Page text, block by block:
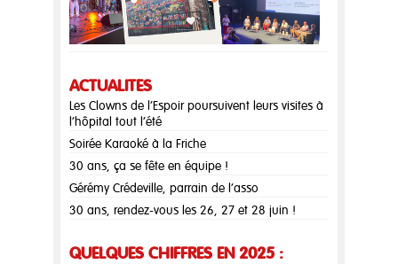
ACTUALITÉS
Les Clowns de l’Espoir poursuivent leurs visites à
l’hôpital tout l’été
Soirée Karaoké à la Friche
30 ans, ça se fête en équipe !
Gérémy Crédeville, parrain de l’asso
30 ans, rendez-vous les 26, 27 et 28 juin !
QUELQUES CHIFFRES EN 2025 :